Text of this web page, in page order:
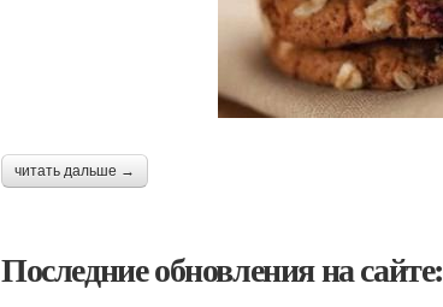
читать дальше →
Последние обновления на сайте: